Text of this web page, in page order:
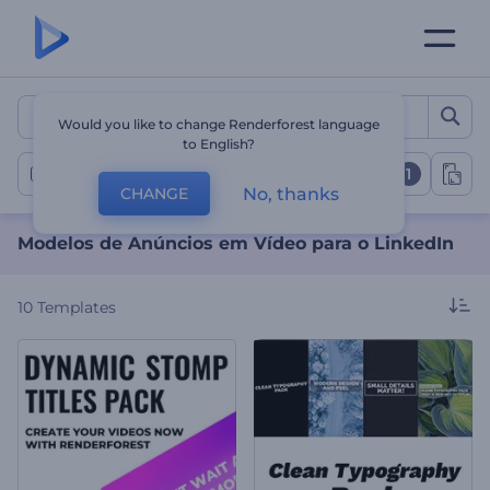
Modelos de Anúncios em
Anúncios em Vídeo para o LinkedIn 1
Modelos de Anúncios em Vídeo para o LinkedIn
10 Templates
Would you like to change Renderforest language
to English?
CHANGE No, thanks